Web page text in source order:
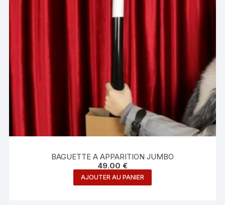
BAGUETTE A APPARITION JUMBO
49.00 €
AJOUTER AU PANIER